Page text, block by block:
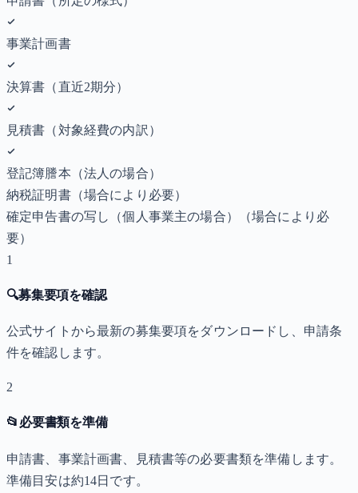
事業計画書
決算書（直近2期分）
見積書（対象経費の内訳）
登記簿謄本（法人の場合）
納税証明書（場合により必要）
確定申告書の写し（個人事業主の場合）
（場合により必
要）
1
🔍募集要項を確認
公式サイトから最新の募集要項をダウンロードし、申請条
件を確認します。
2
📂 必要書類を準備
申請書、事業計画書、見積書等の必要書類を準備します。
準備目安は約14日です。